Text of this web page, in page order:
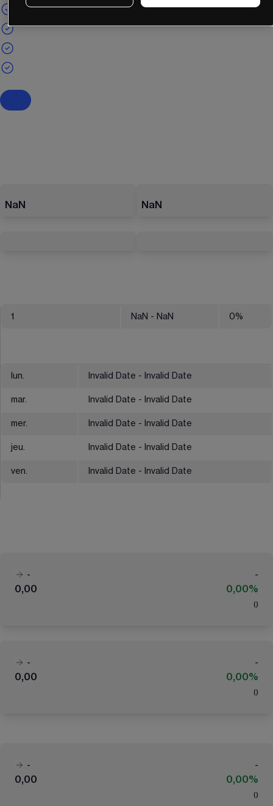
NaN NaN
1 NaN - NaN 0%
lun. Invalid Date - Invalid Date
mar. Invalid Date - Invalid Date
mer. Invalid Date - Invalid Date
jeu. Invalid Date - Invalid Date
ven. Invalid Date - Invalid Date
-
-
0,00
0,00%
( )
-
-
0,00
0,00%
( )
-
-
0,00
0,00%
( )